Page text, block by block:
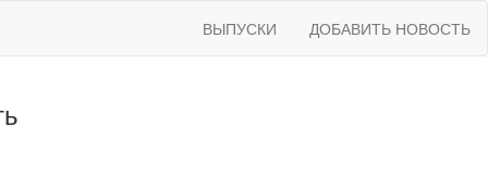
ВЫПУСКИ ДОБАВИТЬ НОВОСТЬ